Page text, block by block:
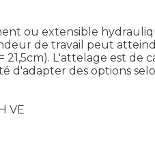
ou extensible
de travail peut
L'attelage est de
d'adapter des options
VE